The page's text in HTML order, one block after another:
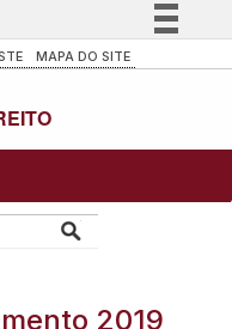
Simplifique!
Participe
Legislação
Canais
MAPA DO SITE
2019